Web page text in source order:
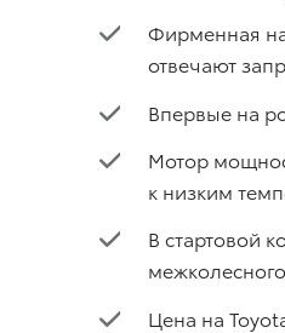
Фирменная
отвечают
Впервые на
Мотор
к низким
В стартовой
Цена на